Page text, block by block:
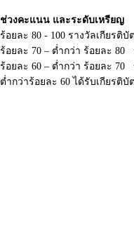
ช่วงคะแนน และระดับเหรียญ
ร้อยละ 80 - 100 รางวัลเกียรติ
ร้อยละ 70 – ต่ำกว่า ร้อยละ 80
ร้อยละ 60 – ต่ำกว่า ร้อยละ
ต่ำกว่าร้อยละ 60 ได้รับเกียรติ